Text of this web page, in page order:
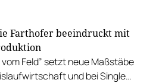
Farthofer beeindruckt mit
vom Feld” setzt neue Maßstäbe
und bei Single